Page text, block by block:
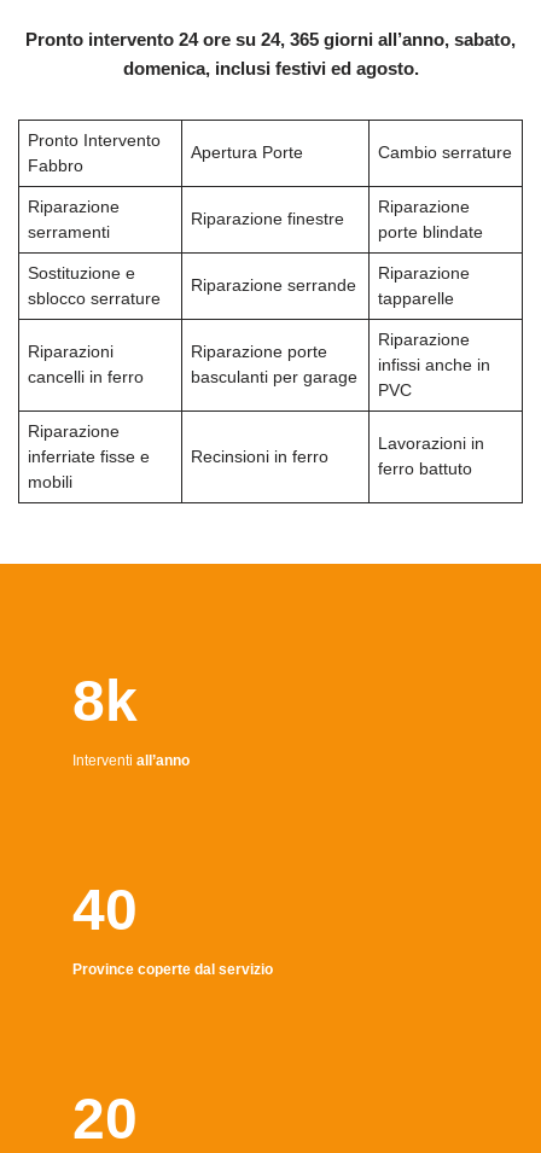
Pronto intervento 24 ore su 24, 365 giorni all’anno, sabato,
domenica, inclusi festivi ed agosto.
Pronto Intervento
Fabbro
Apertura Porte Cambio serrature
Riparazione
serramenti
Riparazione finestre
Riparazione
porte blindate
Sostituzione e
sblocco serrature
Riparazione serrande
Riparazione
tapparelle
Riparazioni
cancelli in ferro
Riparazione porte
basculanti per garage
Riparazione
infissi anche in
PVC
Riparazione
inferriate fisse e
mobili
Recinsioni in ferro
Lavorazioni in
ferro battuto
8k
Interventi all’anno
40
Province coperte dal servizio
20